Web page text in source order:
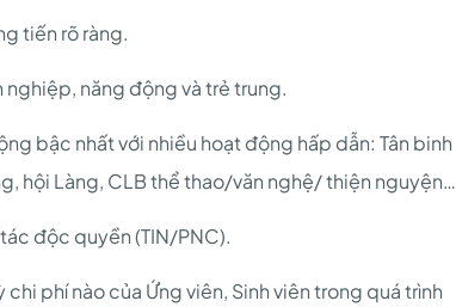
tiến rõ ràng.
năng động và trẻ trung.
bậc nhất với nhiều hoạt động hấp dẫn: Tân binh
hội Làng, CLB thể thao/văn nghệ/ thiện nguyện…
độc quyền (TIN/PNC).
phí nào của Ứng viên, Sinh viên trong quá trình